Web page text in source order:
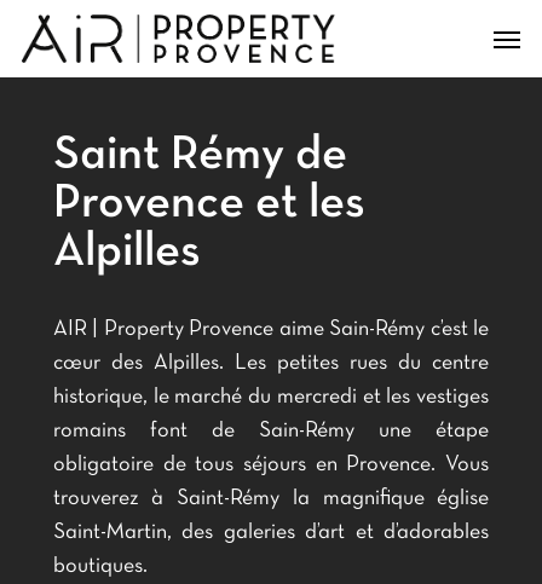
main
Saint Rémy de
Provence et les
Alpilles
AIR | Property Provence aime Sain-Rémy c’est le
cœur des Alpilles. Les petites rues du centre
historique, le marché du mercredi et les vestiges
romains font de Sain-Rémy une étape
obligatoire de tous séjours en Provence. Vous
trouverez à Saint-Rémy la magnifique église
Saint-Martin, des galeries d’art et d’adorables
boutiques.